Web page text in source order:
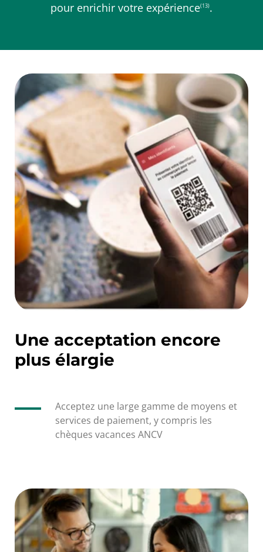
pour enrichir votre expérience(13).
Une acceptation encore
plus élargie
Acceptez une large gamme de moyens et
services de paiement, y compris les
chèques vacances ANCV